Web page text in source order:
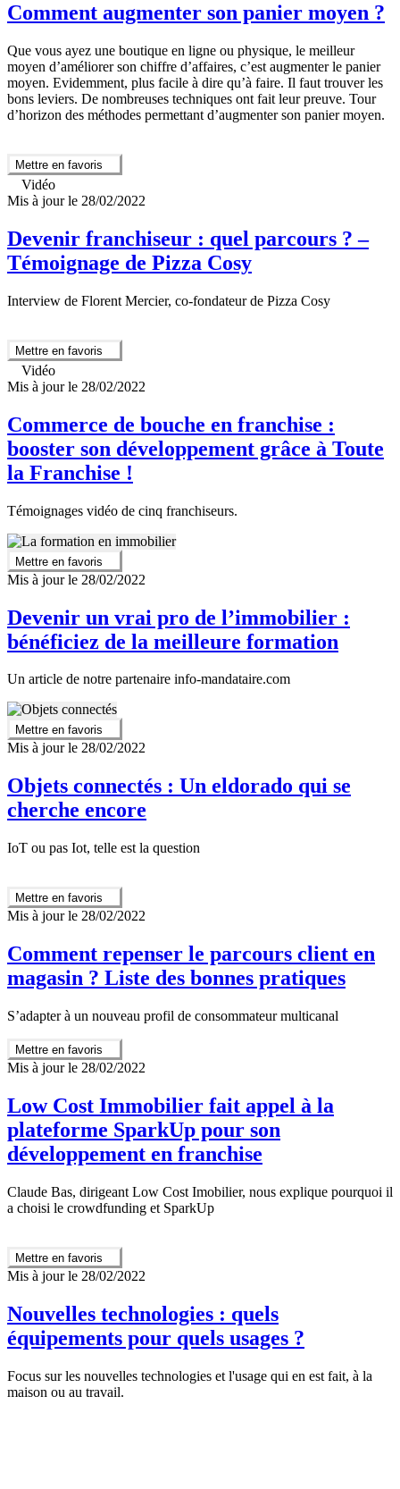
Comment augmenter son panier moyen ?
Que vous ayez une boutique en ligne ou physique, le meilleur
moyen d’améliorer son chiffre d’affaires, c’est augmenter le panier
moyen. Evidemment, plus facile à dire qu’à faire. Il faut trouver les
bons leviers. De nombreuses techniques ont fait leur preuve. Tour
d’horizon des méthodes permettant d’augmenter son panier moyen.
Mettre en favoris
Vidéo
Mis à jour le 28/02/2022
Devenir franchiseur : quel parcours ? –
Témoignage de Pizza Cosy
Interview de Florent Mercier, co-fondateur de Pizza Cosy
Mettre en favoris
Vidéo
Mis à jour le 28/02/2022
Commerce de bouche en franchise :
booster son développement grâce à Toute
la Franchise !
Témoignages vidéo de cinq franchiseurs.
Mettre en favoris
Mis à jour le 28/02/2022
Devenir un vrai pro de l’immobilier :
bénéficiez de la meilleure formation
Un article de notre partenaire info-mandataire.com
Mettre en favoris
Mis à jour le 28/02/2022
Objets connectés : Un eldorado qui se
cherche encore
IoT ou pas Iot, telle est la question
Mettre en favoris
Mis à jour le 28/02/2022
Comment repenser le parcours client en
magasin ? Liste des bonnes pratiques
S’adapter à un nouveau profil de consommateur multicanal
Mettre en favoris
Mis à jour le 28/02/2022
Low Cost Immobilier fait appel à la
plateforme SparkUp pour son
développement en franchise
Claude Bas, dirigeant Low Cost Imobilier, nous explique pourquoi il
a choisi le crowdfunding et SparkUp
Mettre en favoris
Mis à jour le 28/02/2022
Nouvelles technologies : quels
équipements pour quels usages ?
Focus sur les nouvelles technologies et l'usage qui en est fait, à la
maison ou au travail.